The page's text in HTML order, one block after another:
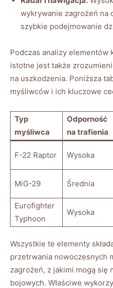
wykrywanie zagrożeń na
szybkie podejmowanie
Podczas analizy
istotne jest także
na uszkodzenia. Poniższa
myśliwców i ich kluczowe
Typ
myśliwca
Odporność
na trafienia
F-22 Raptor Wysoka
MiG-29 Średnia
Eurofighter
Typhoon
Wysoka
Wszystkie te elementy
przetrwania nowoczesnych
zagrożeń, z jakimi mogą się
bojowych. Właściwe